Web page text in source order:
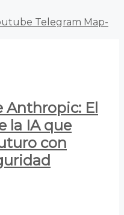
Telegram Map-
Anthropic: El
la IA que
con